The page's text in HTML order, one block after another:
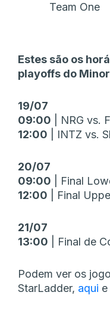
Team One
Estes são os
playoffs do
19/07
09:00 | NRG vs.
12:00 | INTZ vs.
20/07
09:00 | Final
12:00 | Final
21/07
13:00 | Final de
Podem ver os
StarLadder, aqui e